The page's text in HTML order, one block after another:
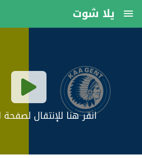
يلا شوت
انقر هنا للإنتقال